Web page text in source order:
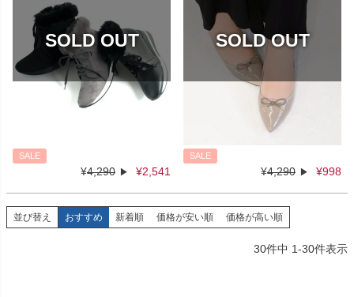
SALE
¥4,290 ¥2,541
SALE
¥4,290 ¥998
並び替え おすすめ 新着順 価格が安い順 価格が高い順
30件中 1-30件表示